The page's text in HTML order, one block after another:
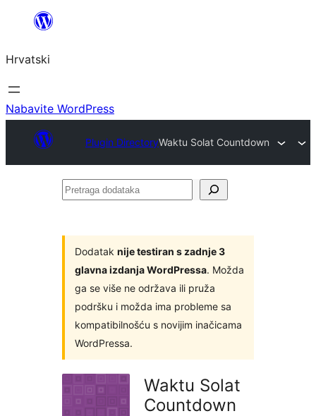
Skoči
sadržaja
Hrvatski
Nabavite WordPress
Plugin DirectoryWaktu Solat Countdown
Pretraga
Dodatak nije testiran s zadnje 3
glavna izdanja WordPressa. Možda
ga se više ne održava ili pruža
podršku i možda ima probleme sa
kompatibilnošću s novijim inačicama
WordPressa.
Waktu Solat
Countdown